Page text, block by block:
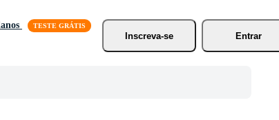
Inscreva-se
Entrar